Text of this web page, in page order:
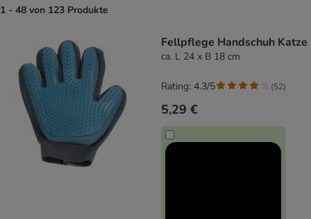
1 - 48 von 123 Produkte
Fellpflege Handschuh Katze
ca. L 24 x B 18 cm
5,29 €
Rating: 4.3/5 (52)